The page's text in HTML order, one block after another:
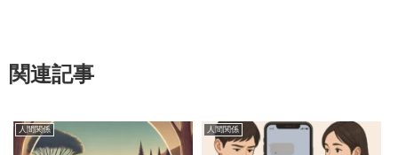
関連記事
人間関係 人間関係